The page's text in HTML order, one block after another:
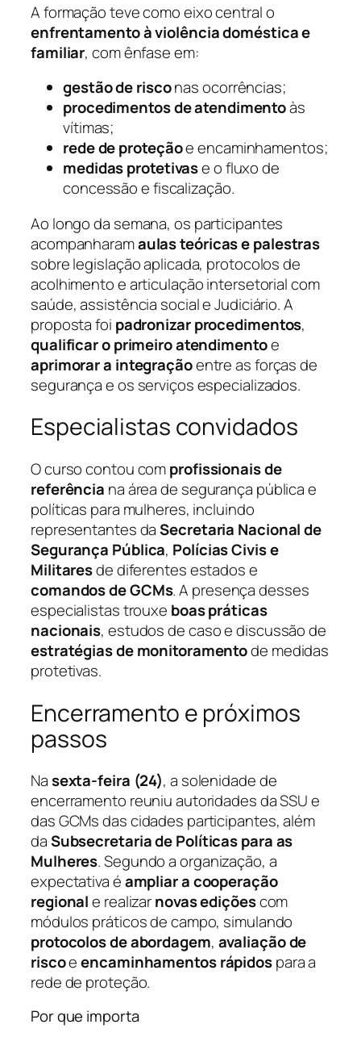
A formação teve como eixo central o
enfrentamento à violência doméstica e
familiar, com ênfase em:
gestão de risconas ocorrências;
procedimentos de atendimentoàs
vítimas;
rede de proteçãoe encaminhamentos;
medidas protetivase o fluxo de
concessão e fiscalização.
Ao longo da semana, os participantes
acompanharamaulas teóricas e palestras
sobre legislação aplicada, protocolos de
acolhimento e articulação intersetorial com
saúde, assistência social e Judiciário. A
proposta foi padronizar procedimentos,
qualificar o primeiro atendimentoe
aprimorar a integraçãoentre as forças de
segurança e os serviços especializados.
Especialistas convidados
O curso contou comprofissionais de
referência na área de segurança pública e
políticas para mulheres, incluindo
representantes daSecretaria Nacional de
Segurança Pública, Polícias Civis e
Militaresde diferentes estados e
comandos de GCMs. A presença desses
especialistas trouxe boas práticas
nacionais, estudos de caso e discussão de
estratégias de monitoramentode medidas
protetivas.
Encerramento e próximos
passos
Nasexta-feira (24), a solenidade de
encerramento reuniu autoridades da SSU e
das GCMs das cidades participantes, além
daSubsecretaria de Políticas para as
Mulheres. Segundo a organização, a
expectativa éampliar a cooperação
regionale realizarnovas ediçõescom
módulos práticos de campo, simulando
protocolos de abordagem, avaliação de
riscoeencaminhamentos rápidospara a
rede de proteção.
Por que importa